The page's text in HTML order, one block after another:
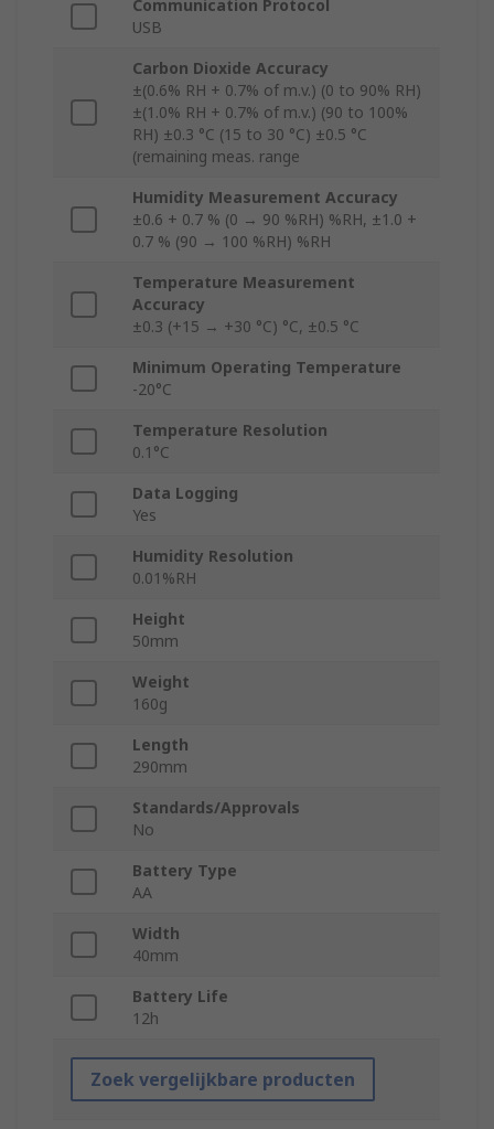
Communication Protocol
USB
Carbon Dioxide Accuracy
±(0.6% RH + 0.7% of m.v.) (0 to 90% RH)
±(1.0% RH + 0.7% of m.v.) (90 to 100%
RH) ±0.3 °C (15 to 30 °C) ±0.5 °C
(remaining meas. range
Humidity Measurement Accuracy
±0.6 + 0.7 % (0 → 90 %RH) %RH, ±1.0 +
0.7 % (90 → 100 %RH) %RH
Temperature Measurement
Accuracy
±0.3 (+15 → +30 °C) °C, ±0.5 °C
Minimum Operating Temperature
-20°C
Temperature Resolution
0.1°C
Data Logging
Yes
Humidity Resolution
0.01%RH
Height
50mm
Weight
160g
Length
290mm
Standards/Approvals
No
Battery Type
AA
Width
40mm
Battery Life
12h
Zoek vergelijkbare producten